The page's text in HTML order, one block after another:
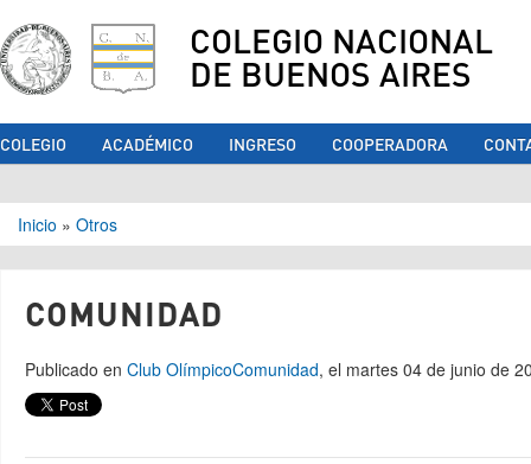
COLEGIO NACIONAL
DE BUENOS AIRES
COLEGIO ACADÉMICO INGRESO COOPERADORA
Se encuentra usted aquí
Inicio » Otros
COMUNIDAD
Publicado en Club OlímpicoComunidad, el martes 04 de junio de